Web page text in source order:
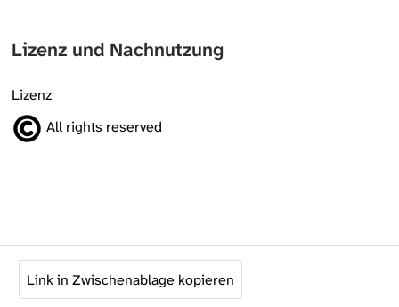
Lizenz und Nachnutzung
Lizenz
All rights reserved
Link in Zwischenablage kopieren